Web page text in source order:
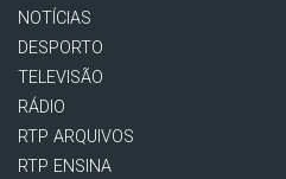
NOTÍCIAS
DESPORTO
TELEVISÃO
RÁDIO
RTP ARQUIVOS
RTP ENSINA